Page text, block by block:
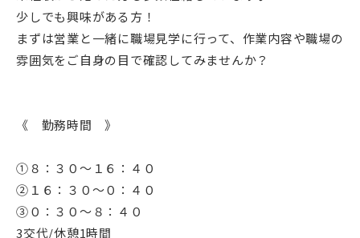
少しでも興味がある方！
まずは営業と一緒に職場見学に行って、作業内容や職場の
雰囲気をご自身の目で確認してみませんか？
《 勤務時間 》
➀８：３０～１６：４０
➁１６：３０～０：４０
➂０：３０～８：４０
3交代/休憩1時間